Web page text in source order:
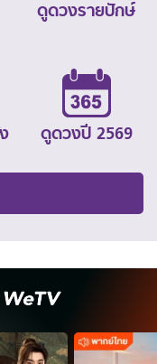
ดูดวงรายปักษ์
ดูดวงปี 2569